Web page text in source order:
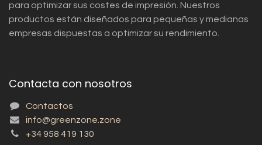
para optimizar sus costes de impresión. Nuestros
productos están diseñados para pequeñas y medianas
empresas dispuestas a optimizar su rendimiento.
Contacta con nosotros
Contactos
info@greenzone.zone
+34 958 419 130